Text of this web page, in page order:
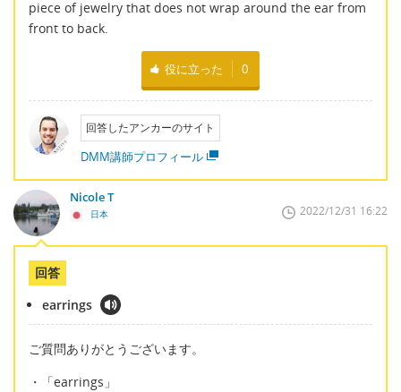
piece of jewelry that does not wrap around the ear from
front to back.
役に立った 0
回答したアンカーのサイト
DMM講師プロフィール
Nicole T
日本 2022/12/31 16:22
回答
earrings
ご質問ありがとうございます。
・「earrings」